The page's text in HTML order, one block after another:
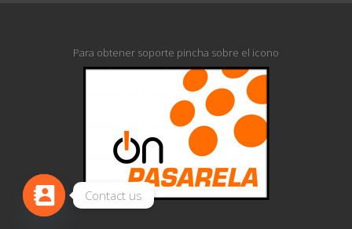
Para obtener soporte pincha sobre el icono
Contact us